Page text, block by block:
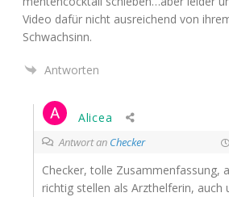
Video dafür nicht aus­rei­chend von
Schwachsinn.
Antworten
Alicea
Antwort an Checker
Che­cker, tol­le Zusam­men­fas­sung,
rich­tig stel­len als Arzt­hel­fe­rin, auch